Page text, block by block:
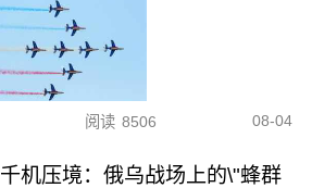
阅读 8506 08-04
千机压境：俄乌战场上的\"蜂群